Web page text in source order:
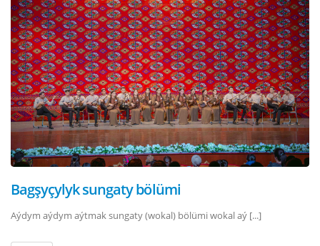
Bagşyçylyk sungaty bölümi
Aýdym aýdym aýtmak sungaty (wokal) bölümi wokal aý [...]